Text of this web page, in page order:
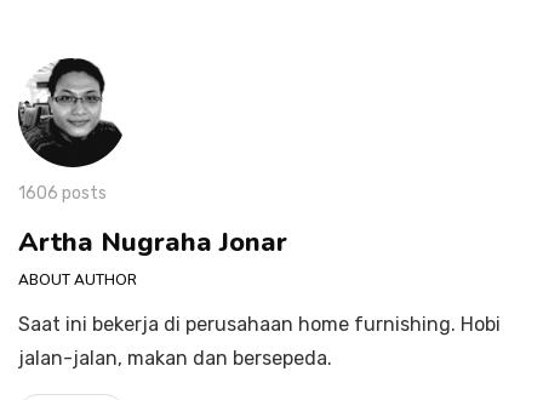
1606 posts
Artha Nugraha Jonar
ABOUT AUTHOR
Saat ini bekerja di perusahaan home furnishing. Hobi
jalan-jalan, makan dan bersepeda.